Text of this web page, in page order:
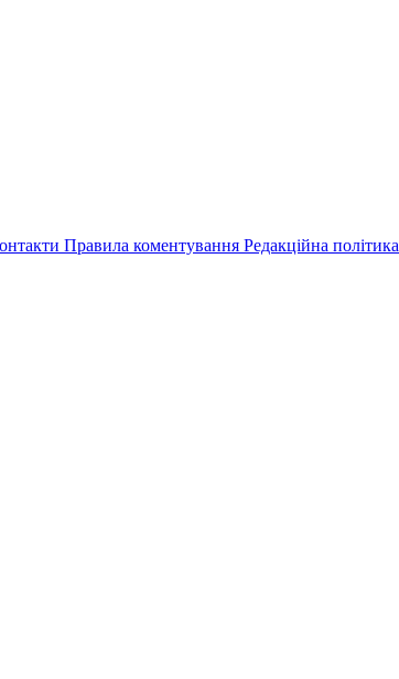
Правила коментування Редакційна політика